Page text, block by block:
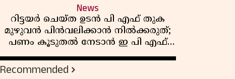
News
റിട്ടയർ ചെയ്ത ഉടൻ പി എഫ് തുക
മുഴുവൻ പിൻവലിക്കാൻ നിൽക്കരുത്;
പണം കൂടുതൽ നേടാൻ ഇ പി എഫ്
ഒയുടെ നിയമം അറിയാം
Recommended